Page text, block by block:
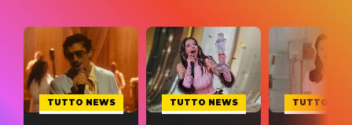
TUTTO NEWS TUTTO NEWS TUTTO